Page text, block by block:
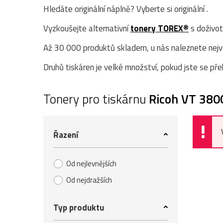
Hledáte originální náplně? Vyberte si originální .
Vyzkoušejte alternativnítonery TOREX®s
Až 30 000 produktů skladem, u nás naleznete
Druhů tiskáren je velké množství, pokud jste se
Tonery pro tiskárnu Ricoh VT
Řazení
Od nejlevnějších
Od nejdražších
Typ produktu